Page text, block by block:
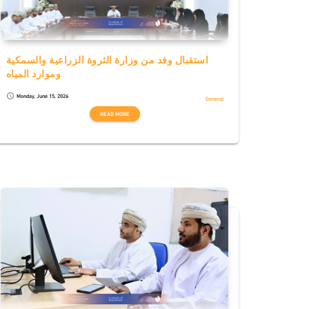
استقبال وفد من وزارة الثروة الزراعية والسمكية
وموارد المياه
schedule Monday, June 15, 2026
General
READ MORE